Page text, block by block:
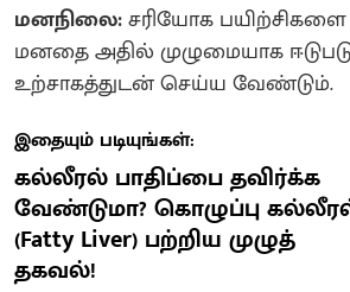
மனநிலை:சரியோக
மனதை அதில் முழுமையாக
உற்சாகத்துடன் செய்ய வேண்டும்.
இதையும் படியுங்கள்:
கல்லீரல் பாதிப்பை தவிர்க்க
வேண்டுமா? கொழுப்பு
(Fatty Liver) பற்றிய முழுத்
தகவல்!